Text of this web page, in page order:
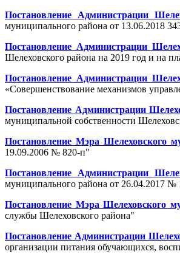
Постановление Администрации
муниципального района от 13.06.2018
Постановление Администрации
Шелеховского района на 2019 год и на
Постановление Администрации
«Совершенствование механизмов
Постановление Администрации
муниципальной собственности
Постановление Мэра Шелеховского
19.09.2006 № 820-п"
Постановление Администрации
муниципального района от 26.04.2017 №
Постановление Мэра Шелеховского
службы Шелеховского района"
Постановление Администрации
организации питания обучающихся,